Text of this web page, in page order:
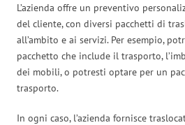
L’azienda offre un preventivo
del cliente, con diversi pacchetti di
all’ambito e ai servizi. Per esempio,
pacchetto che include il trasporto,
dei mobili, o potresti optare per un
trasporto.
In ogni caso, l’azienda fornisce